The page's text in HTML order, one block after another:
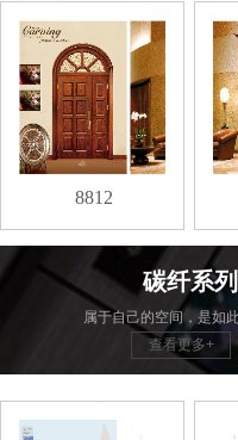
8812
碳纤系列
属于自己的空间，是如
查看更多+